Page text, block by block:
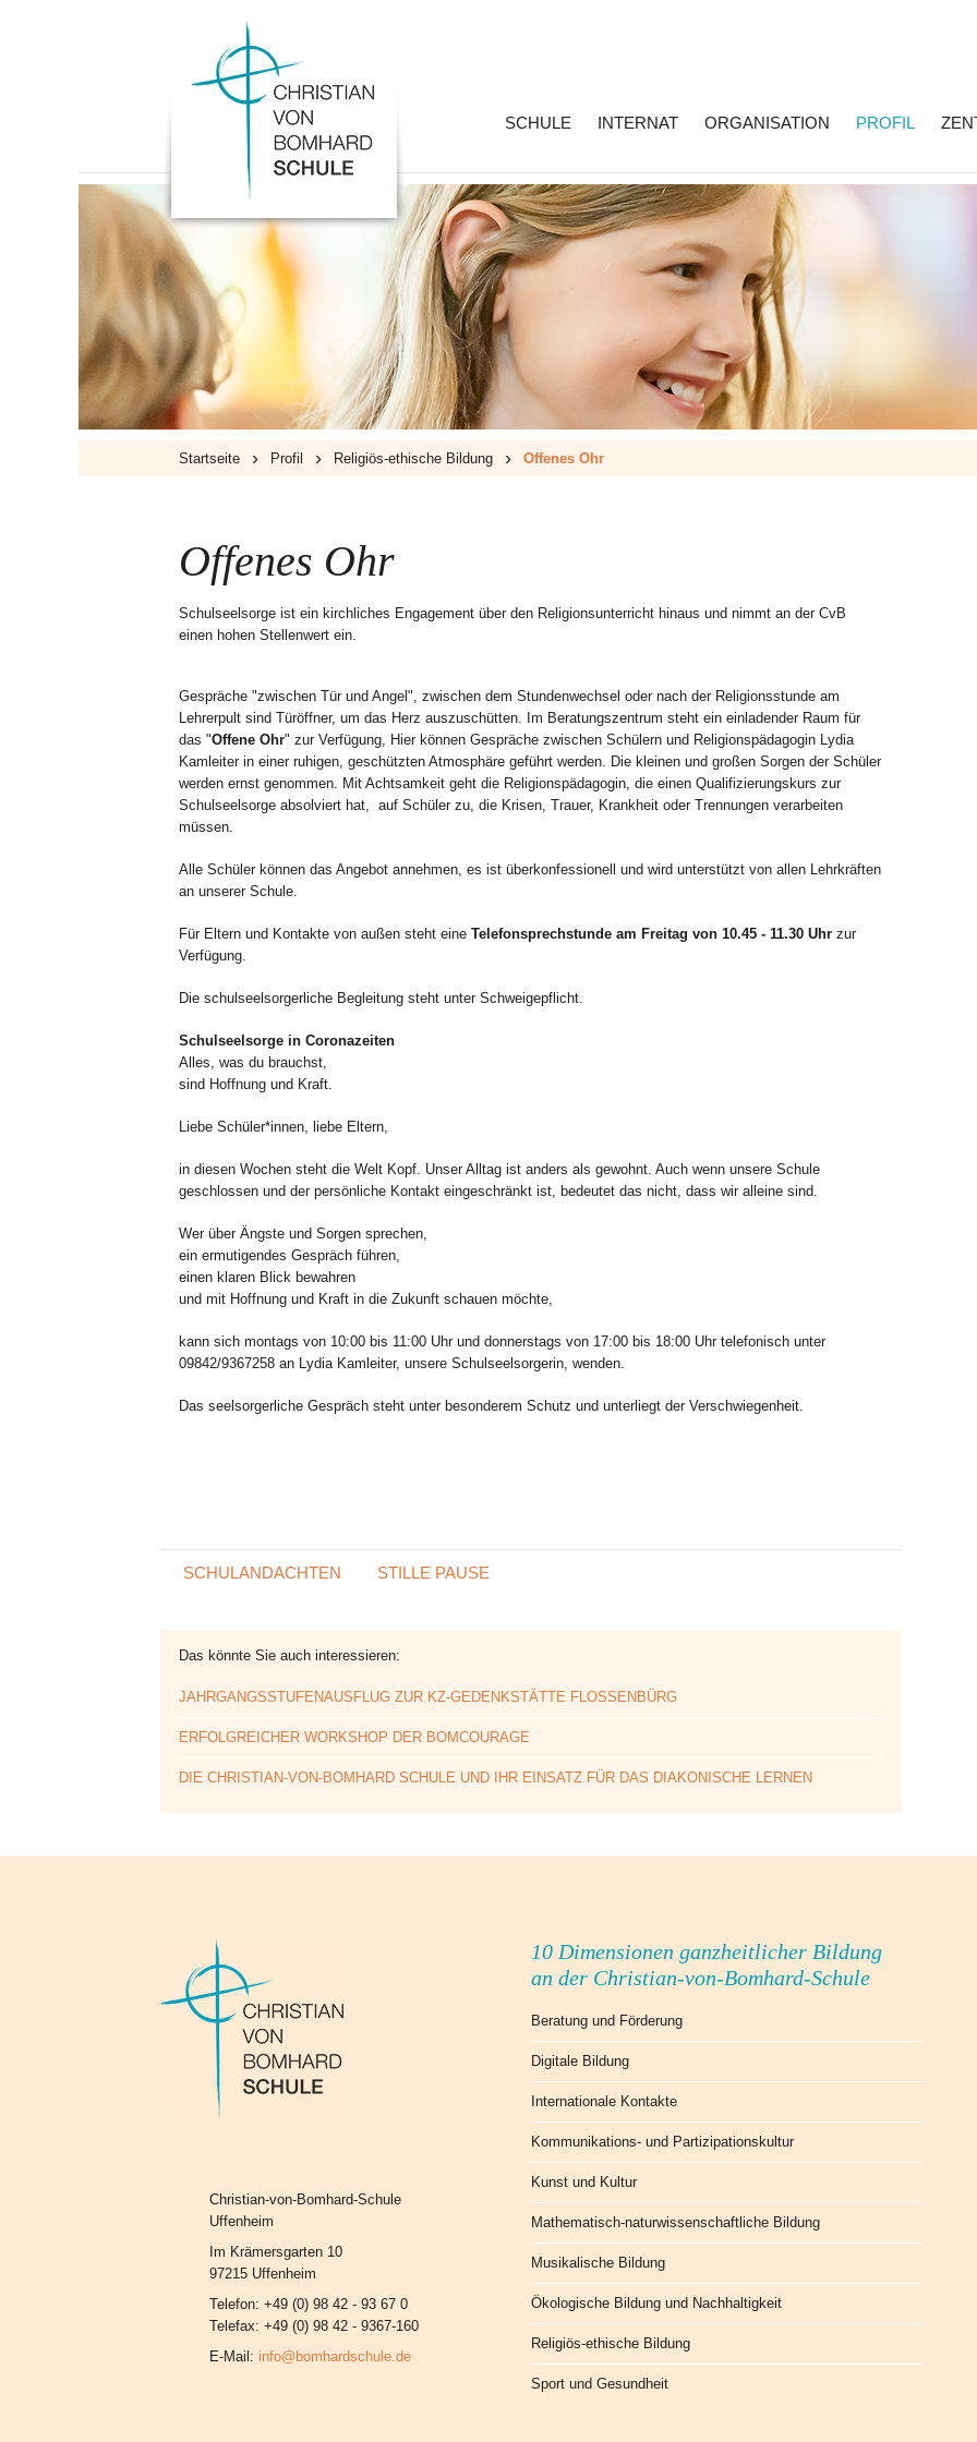
SCHULE INTERNAT ORGANISATION PROFIL
Startseite › Profil › Religiös-ethische Bildung › Offenes Ohr
Offenes Ohr
Schulseelsorge ist ein kirchliches Engagement über den Religionsunterricht hinaus und nimmt an der CvB
einen hohen Stellenwert ein.
Gespräche "zwischen Tür und Angel", zwischen dem Stundenwechsel oder nach der Religionsstunde am
Lehrerpult sind Türöffner, um das Herz auszuschütten. Im Beratungszentrum steht ein einladender Raum für
das "Offene Ohr" zur Verfügung, Hier können Gespräche zwischen Schülern und Religionspädagogin Lydia
Kamleiter in einer ruhigen, geschützten Atmosphäre geführt werden. Die kleinen und großen Sorgen der Schüler
werden ernst genommen. Mit Achtsamkeit geht die Religionspädagogin, die einen Qualifizierungskurs zur
Schulseelsorge absolviert hat, auf Schüler zu, die Krisen, Trauer, Krankheit oder Trennungen verarbeiten
müssen.
Alle Schüler können das Angebot annehmen, es ist überkonfessionell und wird unterstützt von allen Lehrkräften
an unserer Schule.
Für Eltern und Kontakte von außen steht eine Telefonsprechstunde am Freitag von 10.45 - 11.30 Uhr zur
Verfügung.
Die schulseelsorgerliche Begleitung steht unter Schweigepflicht.
Schulseelsorge in Coronazeiten
Alles, was du brauchst,
sind Hoffnung und Kraft.
Liebe Schüler*innen, liebe Eltern,
in diesen Wochen steht die Welt Kopf. Unser Alltag ist anders als gewohnt. Auch wenn unsere Schule
geschlossen und der persönliche Kontakt eingeschränkt ist, bedeutet das nicht, dass wir alleine sind.
Wer über Ängste und Sorgen sprechen,
ein ermutigendes Gespräch führen,
einen klaren Blick bewahren
und mit Hoffnung und Kraft in die Zukunft schauen möchte,
kann sich montags von 10:00 bis 11:00 Uhr und donnerstags von 17:00 bis 18:00 Uhr telefonisch unter
09842/9367258 an Lydia Kamleiter, unsere Schulseelsorgerin, wenden.
Das seelsorgerliche Gespräch steht unter besonderem Schutz und unterliegt der Verschwiegenheit.
SCHULANDACHTEN STILLE PAUSE
Das könnte Sie auch interessieren:
JAHRGANGSSTUFENAUSFLUG ZUR KZ-GEDENKSTÄTTE FLOSSENBÜRG
ERFOLGREICHER WORKSHOP DER BOMCOURAGE
DIE CHRISTIAN-VON-BOMHARD SCHULE UND IHR EINSATZ FÜR DAS DIAKONISCHE LERNEN
Christian-von-Bomhard-Schule
Uffenheim
Im Krämersgarten 10
97215 Uffenheim
Telefon: +49 (0) 98 42 - 93 67 0
Telefax: +49 (0) 98 42 - 9367-160
E-Mail: info@bomhardschule.de
10 Dimensionen ganzheitlicher Bildung
an der Christian-von-Bomhard-Schule
Beratung und Förderung
Digitale Bildung
Internationale Kontakte
Kommunikations- und Partizipationskultur
Kunst und Kultur
Mathematisch-naturwissenschaftliche Bildung
Musikalische Bildung
Ökologische Bildung und Nachhaltigkeit
Religiös-ethische Bildung
Sport und Gesundheit